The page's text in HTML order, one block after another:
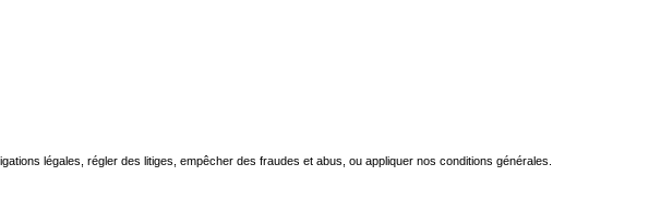
légales, régler des litiges, empêcher des fraudes et abus, ou appliquer nos conditions générales.